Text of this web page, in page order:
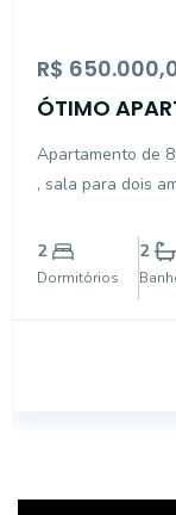
R$
ÓTIMO
Apartamento de
, sala para dois
ventilação natural
garagem
2
Dormitórios
2